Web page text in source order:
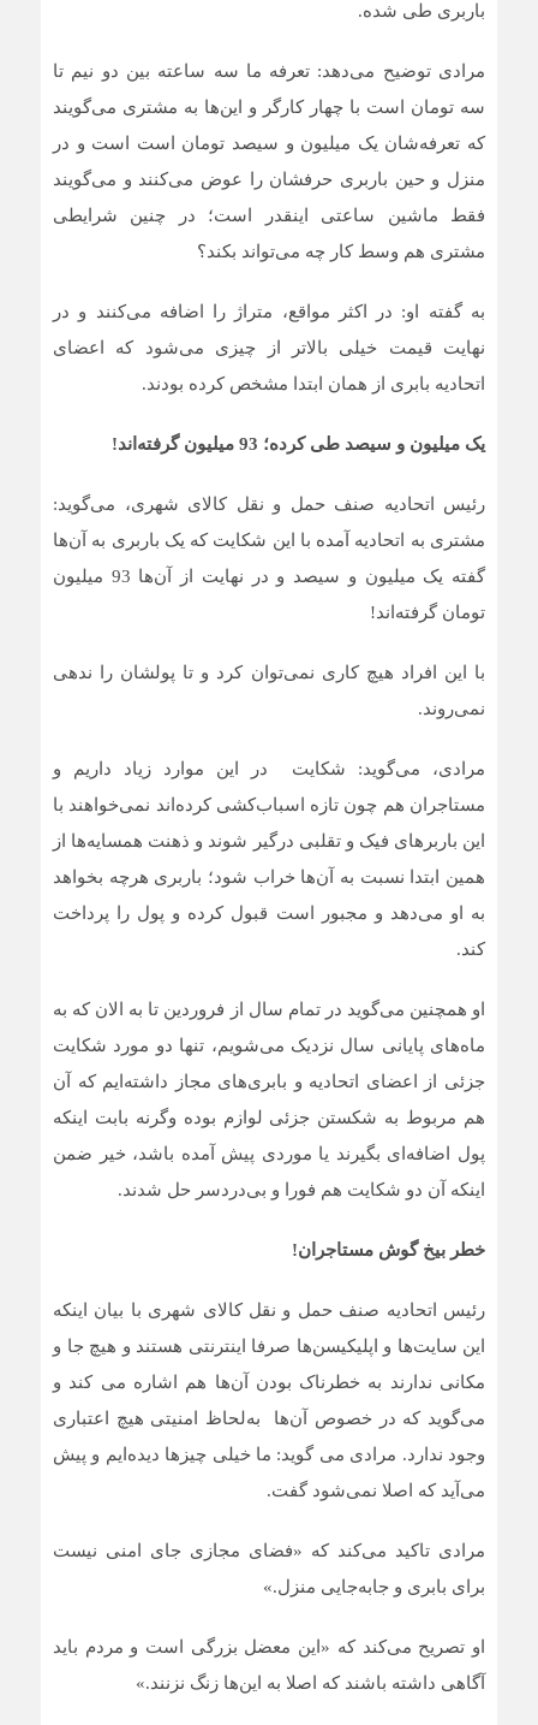
باربری طی شده.
مرادی توضیح می‌دهد: تعرفه ما سه ساعته بین دو نیم تا
سه تومان است با چهار کارگر و این‌ها به مشتری می‌گویند
که تعرفه‌شان یک میلیون و سیصد تومان است است و در
منزل و حین باربری حرفشان را عوض می‌کنند و می‌گویند
فقط ماشین ساعتی اینقدر است؛ در چنین شرایطی
مشتری هم وسط کار چه می‌تواند بکند؟
به گفته او: در اکثر مواقع، متراژ را اضافه می‌کنند و در
نهایت قیمت خیلی بالاتر از چیزی می‌شود که اعضای
اتحادیه بابری از همان ابتدا مشخص کرده بودند.
یک میلیون و سیصد طی کرده؛ 93 میلیون گرفته‌اند!
رئیس اتحادیه صنف حمل و نقل کالای شهری، می‌گوید:
مشتری به اتحادیه آمده با این شکایت که یک باربری به آن‌ها
گفته یک میلیون و سیصد و در نهایت از آن‌ها 93 میلیون
تومان گرفته‌اند!
با این افراد هیچ کاری نمی‌توان کرد و تا پولشان را ندهی
نمی‌روند.
مرادی، می‌گوید: شکایت در این موارد زیاد داریم و
مستاجران هم چون تازه اسباب‌کشی کرده‌اند نمی‌خواهند با
این باربرهای فیک و تقلبی درگیر شوند و ذهنت همسایه‌ها از
همین ابتدا نسبت به آن‌ها خراب شود؛ باربری هرچه بخواهد
به او می‌دهد و مجبور است قبول کرده و پول را پرداخت
کند.
او همچنین می‌گوید در تمام سال از فروردین تا به الان که به
ماه‌های پایانی سال نزدیک می‌شویم، تنها دو مورد شکایت
جزئی از اعضای اتحادیه و بابری‌های مجاز داشته‌ایم که آن
هم مربوط به شکستن جزئی لوازم بوده وگرنه بابت اینکه
پول اضافه‌ای بگیرند یا موردی پیش آمده باشد، خیر ضمن
اینکه آن دو شکایت هم فورا و بی‌دردسر حل شدند.
خطر بیخ گوش مستاجران!
رئیس اتحادیه صنف حمل و نقل کالای شهری با بیان اینکه
این سایت‌ها و اپلیکیسن‌ها صرفا اینترنتی هستند و هیچ جا و
مکانی ندارند به خطرناک بودن آن‌ها هم اشاره می کند و
می‌گوید که در خصوص آن‌ها به‌لحاظ امنیتی هیچ اعتباری
وجود ندارد. مرادی می گوید: ما خیلی چیزها دیده‌ایم و پیش
می‌آید که اصلا نمی‌شود گفت.
مرادی تاکید می‌کند که «فضای مجازی جای امنی نیست
برای بابری و جابه‌جایی منزل.»
او تصریح می‌کند که «این معضل بزرگی است و مردم باید
آگاهی داشته باشند که اصلا به این‌ها زنگ نزنند.»